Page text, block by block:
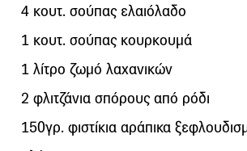
4 κουτ. σούπας ελαιόλαδο
1 κουτ. σούπας κουρκουμά
1 λίτρο ζωμό λαχανικών
2 φλιτζάνια σπόρους από ρόδι
150γρ. φιστίκια αράπικα